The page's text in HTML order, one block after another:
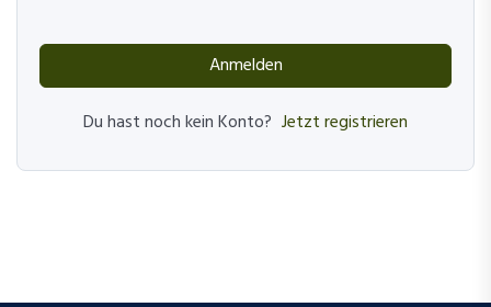
Anmelden
Du hast noch kein Konto? Jetzt registrieren